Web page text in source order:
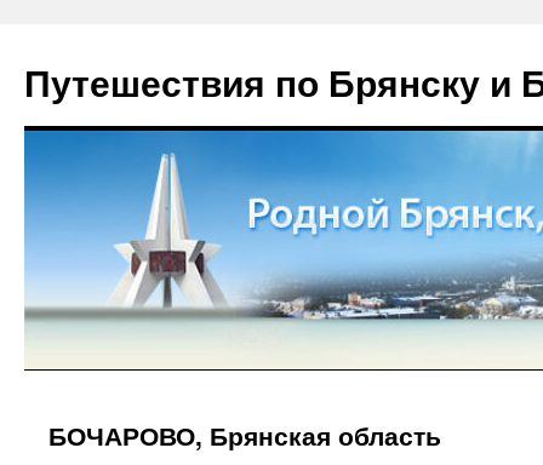
Путешествия по Брянску и
БОЧАРОВО, Брянская область